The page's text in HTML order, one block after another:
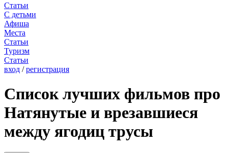
Статьи
С детьми
Афиша
Места
Статьи
Туризм
Статьи
вход /регистрация
Список лучших фильмов про
Натянутые и врезавшиеся
между ягодиц трусы